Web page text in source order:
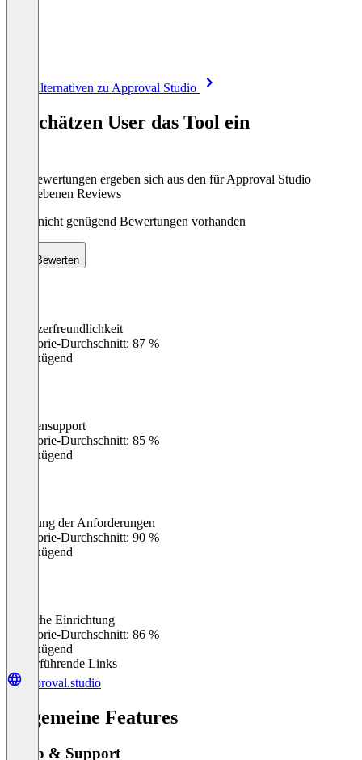
Alle Alternativen zu Approval Studio
So schätzen User das Tool ein
Die Bewertungen ergeben sich aus den für Approval Studio
abgegebenen Reviews
Noch nicht genügend Bewertungen vorhanden
Bewerten
Benutzerfreundlichkeit
Kategorie-Durchschnitt: 87 %
Ungenügend
Kundensupport
Kategorie-Durchschnitt: 85 %
Ungenügend
Erfüllung der Anforderungen
Kategorie-Durchschnitt: 90 %
Ungenügend
Einfache Einrichtung
Kategorie-Durchschnitt: 86 %
Ungenügend
Weiterführende Links
approval.studio
Allgemeine Features
Setup & Support